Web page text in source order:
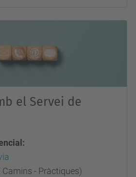
el Servei de
Camins - Pràctiques)